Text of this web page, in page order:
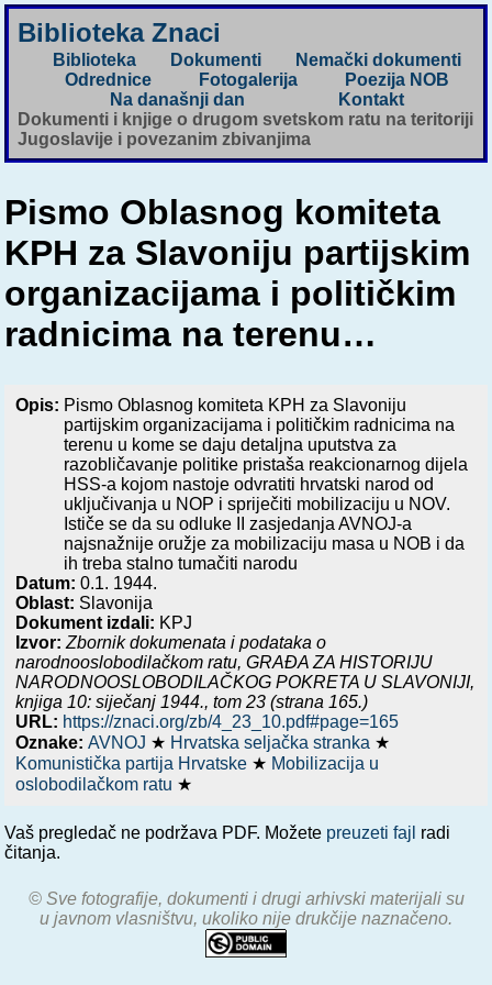
Biblioteka Znaci
Biblioteka Dokumenti
Nemački dokumenti
Odrednice
Fotogalerija
Poezija NOB
Na današnji dan
Kontakt
Dokumenti i knjige o drugom svetskom ratu na teritoriji
Jugoslavije i povezanim zbivanjima
Pismo Oblasnog komiteta
KPH za Slavoniju partijskim
organizacijama i političkim
radnicima na terenu…
Opis: Pismo Oblasnog komiteta KPH za Slavoniju
partijskim organizacijama i političkim radnicima na
terenu u kome se daju detaljna uputstva za
razobličavanje politike pristaša reakcionarnog dijela
HSS-a kojom nastoje odvratiti hrvatski narod od
uključivanja u NOP i spriječiti mobilizaciju u NOV.
Ističe se da su odluke II zasjedanja AVNOJ-a
najsnažnije oružje za mobilizaciju masa u NOB i da
ih treba stalno tumačiti narodu
Datum:0.1. 1944.
Oblast: Slavonija
Dokument izdali: KPJ
Izvor: Zbornik dokumenata i podataka o
narodnooslobodilačkom ratu,GRAĐA ZA HISTORIJU
NARODNOOSLOBODILAČKOG POKRETA U SLAVONIJI,
knjiga 10: siječanj 1944., tom 23 (strana 165.)
URL: https://znaci.org/zb/4_23_10.pdf#page=165
Oznake:AVNOJ ★ Hrvatska seljačka stranka ★
Komunistička partija Hrvatske ★ Mobilizacija u
oslobodilačkom ratu ★
Vaš pregledač ne podržava PDF. Možete preuzeti fajl radi
čitanja.
© Sve fotografije, dokumenti i drugi arhivski materijali su
u javnom vlasništvu, ukoliko nije drukčije naznačeno.